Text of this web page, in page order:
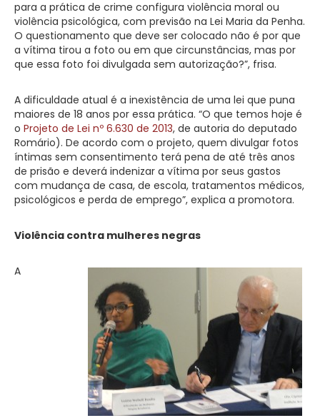
para a prática de crime configura violência moral ou
violência psicológica, com previsão na Lei Maria da Penha.
O questionamento que deve ser colocado não é por que
a vítima tirou a foto ou em que circunstâncias, mas por
que essa foto foi divulgada sem autorização?”, frisa.
A dificuldade atual é a inexistência de uma lei que puna
maiores de 18 anos por essa prática. “O que temos hoje é
o Projeto de Lei nº 6.630 de 2013, de autoria do deputado
Romário). De acordo com o projeto, quem divulgar fotos
íntimas sem consentimento terá pena de até três anos
de prisão e deverá indenizar a vítima por seus gastos
com mudança de casa, de escola, tratamentos médicos,
psicológicos e perda de emprego”, explica a promotora.
Violência contra mulheres negras
A